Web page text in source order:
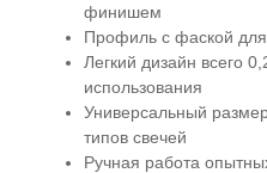
финишем
Профиль с фаской для
Легкий дизайн всего
использования
Универсальный
типов свечей
Ручная работа